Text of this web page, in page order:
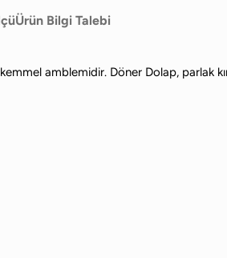
Ürün Bilgi Talebi
amblemidir. Döner Dolap, parlak